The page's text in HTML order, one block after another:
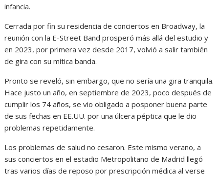
infancia.
Cerrada por fin su residencia de conciertos en Broadway, la
reunión con la E-Street Band prosperó más allá del estudio y
en 2023, por primera vez desde 2017, volvió a salir también
de gira con su mítica banda.
Pronto se reveló, sin embargo, que no sería una gira tranquila.
Hace justo un año, en septiembre de 2023, poco después de
cumplir los 74 años, se vio obligado a posponer buena parte
de sus fechas en EE.UU. por una úlcera péptica que le dio
problemas repetidamente.
Los problemas de salud no cesaron. Este mismo verano, a
sus conciertos en el estadio Metropolitano de Madrid llegó
tras varios días de reposo por prescripción médica al verse